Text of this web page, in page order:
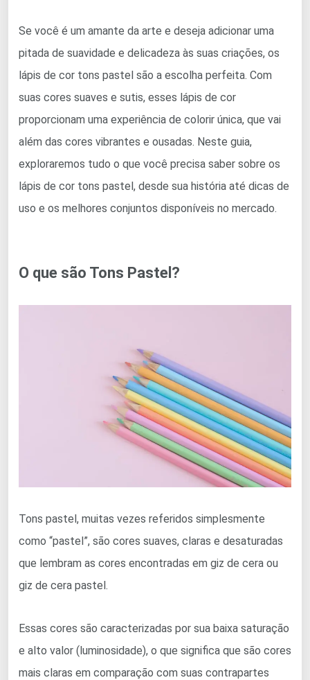
Se você é um amante da arte e deseja adicionar uma
pitada de suavidade e delicadeza às suas criações, os
lápis de cor tons pastel são a escolha perfeita. Com
suas cores suaves e sutis, esses lápis de cor
proporcionam uma experiência de colorir única, que vai
além das cores vibrantes e ousadas. Neste guia,
exploraremos tudo o que você precisa saber sobre os
lápis de cor tons pastel, desde sua história até dicas de
uso e os melhores conjuntos disponíveis no mercado.
O que são Tons Pastel?
Tons pastel, muitas vezes referidos simplesmente
como “pastel”, são cores suaves, claras e desaturadas
que lembram as cores encontradas em giz de cera ou
giz de cera pastel.
Essas cores são caracterizadas por sua baixa saturação
e alto valor (luminosidade), o que significa que são cores
mais claras em comparação com suas contrapartes